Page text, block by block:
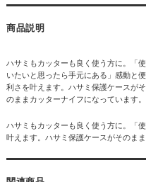
商品説明
ハサミもカッターも良く使う方に。「使
いたいと思ったら手元にある」感動と便
利さを叶えます。ハサミ保護ケースがそ
のままカッターナイフになっています。
ハサミもカッターも良く使う方に。「
叶えます。ハサミ保護ケースがそのま